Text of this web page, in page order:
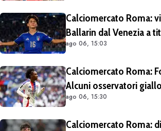
Calciomercato Roma:
Ballarin dal Venezia a
ago 06, 15:03
Calciomercato Roma:
Alcuni osservatori
match di Champions
ago 06, 15:30
Calciomercato Roma: